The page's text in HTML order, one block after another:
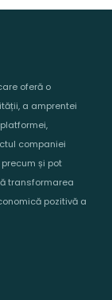
oferă o
a amprentei
companiei
și pot
transformarea
pozitivă a